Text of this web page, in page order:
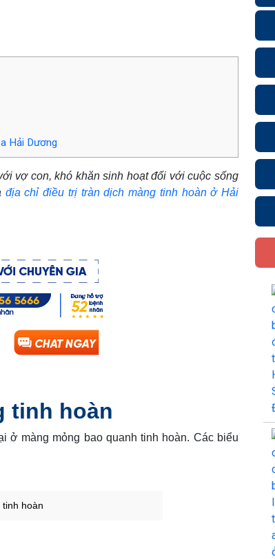
Hải Dương
vợ con, khó khăn sinh hoạt đối với cuộc sống
địa chỉ điều trị tràn dịch màng tinh hoàn ở Hải
tinh hoàn
ở màng mỏng bao quanh tinh hoàn. Các biểu
hoàn